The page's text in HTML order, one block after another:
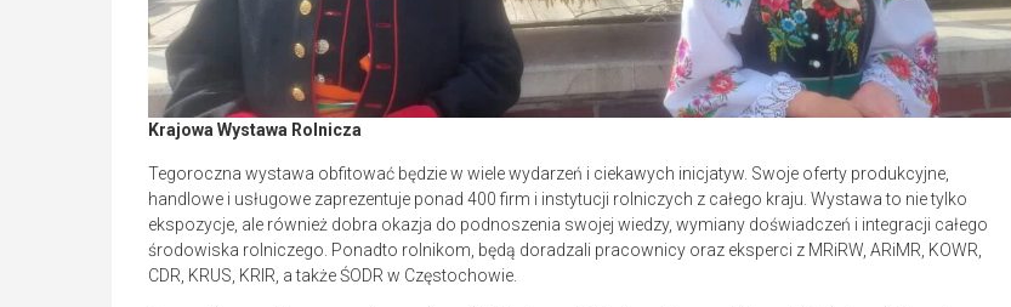
Krajowa Wystawa Rolnicza
Tegoroczna wystawa obfitować będzie w wiele wydarzeń i ciekawych inicjatyw. Swoje oferty produkcyjne,
handlowe i usługowe zaprezentuje ponad 400 firm i instytucji rolniczych z całego kraju. Wystawa to nie tylko
ekspozycje, ale również dobra okazja do podnoszenia swojej wiedzy, wymiany doświadczeń i integracji całego
środowiska rolniczego. Ponadto rolnikom, będą doradzali pracownicy oraz eksperci z MRiRW, ARiMR, KOWR,
CDR, KRUS, KRIR, a także ŚODR w Częstochowie.